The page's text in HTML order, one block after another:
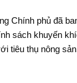
Chính phủ đã
sách khuyến
tiêu thụ nông